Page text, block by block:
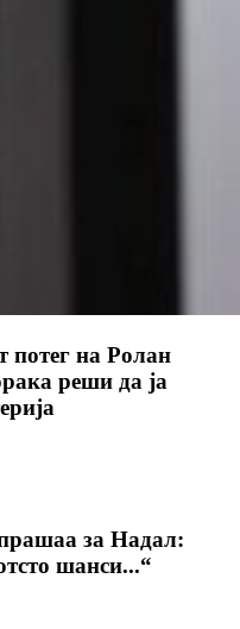
потег на Ролан
реши да ја
за Надал:
шанси...“